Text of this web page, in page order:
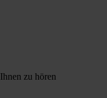
zu hören